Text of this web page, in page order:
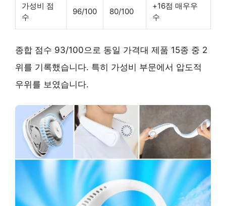
가성비 점
수
96/100 80/100
+16점 매우우
수
종합 점수 93/100으로 동일 가격대 제품 15종 중 2
위를 기록했습니다. 특히 가성비 부문에서 압도적
우위를 보였습니다.